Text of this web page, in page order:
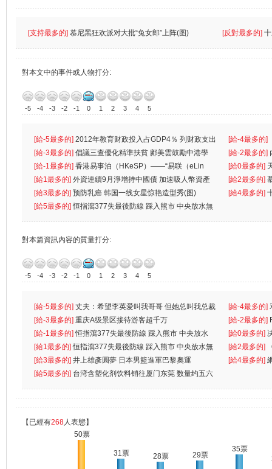
[支持最多的] 慕尼黑狂欢派对大批“兔女郎”上阵(图) [反對最多的]
對本文中的事件或人物打分:
-5 -4 -3 -2 -1 0 1 2 3 4 5
[給-5最多的] 2012年教育财政投入占GDP4％ 列财政支出
首位
[給-4最多的]
一
[給-3最多的] 倡議三查優化精準扶貧 鄺美雲鼓勵中港學
生
[給-2最多的]
人
[給-1最多的] 香港易事泊（HKeSP）——“易联（eLin
k）”项目
[給0最多的]
[給1最多的] 外資連續9月淨增持中國債 加速吸人幣資產 [給2最多的]
[給3最多的] 预防乳癌 韩国一线女星惊艳造型秀(图) [給4最多的]
[給5最多的]恒指瀉377失最後防線 踩入熊市 中央放水無
對本篇資訊內容的質量打分:
-5 -4 -3 -2 -1 0 1 2 3 4 5
[給-5最多的] 丈夫：希望李英爱叫我哥哥 但她总叫我总裁
先
[給-4最多的]
离
[給-3最多的] 重庆A级景区接待游客超千万 [給-2最多的]
[給-1最多的]恒指瀉377失最後防線 踩入熊市 中央放水
無
[給0最多的]
[給1最多的]恒指瀉377失最後防線 踩入熊市 中央放水無 [給2最多的]
[給3最多的] 井上雄彥圓夢 日本男籃進軍巴黎奧運 [給4最多的]
[給5最多的] 台湾含塑化剂饮料销往厦门东莞 数量约五六
【已經有268 人表態】
50票
31票 28票 29票
35票